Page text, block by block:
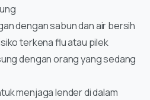
dengan sabun dan air bersih
terkena flu atau pilek
dengan orang yang sedang
menjaga lender di dalam